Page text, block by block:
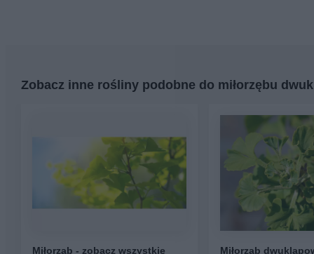
Zobacz inne rośliny podobne do miłorzębu
Miłorząb - zobacz wszystkie
Miłorząb